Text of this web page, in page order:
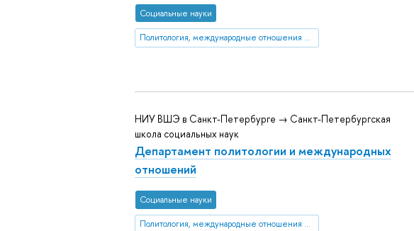
Социальные науки
Политология, международные отношения и ГМУ
НИУ ВШЭ в Санкт-Петербурге → Санкт-Петербургская
школа социальных наук
Департамент политологии и международных
отношений
Социальные науки
Политология, международные отношения и ГМУ